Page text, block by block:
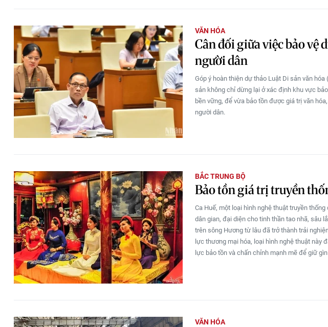
VĂN HÓA
Cân đối giữa việc bảo vệ
người dân
Góp ý hoàn thiện dự thảo Luật Di sản văn
sản không chỉ dừng lại ở xác định khu vực
bền vững, để vừa bảo tồn được giá trị văn
người dân.
BẮC TRUNG BỘ
Bảo tồn giá trị truyền
Ca Huế, một loại hình nghệ thuật truyền
dân gian, đại diện cho tinh thần tao nhã, sâu
trên sông Hương từ lâu đã trở thành trải
lực thương mại hóa, loại hình nghệ thuật này
lực bảo tồn và chấn chỉnh mạnh mẽ để giữ
VĂN HÓA